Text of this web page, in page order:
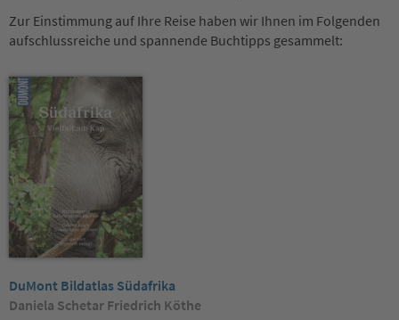
Zur Einstimmung auf Ihre Reise haben wir Ihnen im Folgenden
aufschlussreiche und spannende Buchtipps gesammelt:
DuMont Bildatlas Südafrika
Daniela Schetar Friedrich Köthe